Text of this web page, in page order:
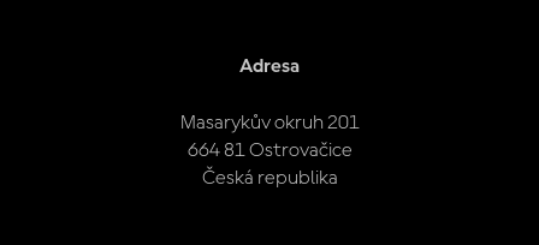
Adresa
Masarykův okruh 201
664 81 Ostrovačice
Česká republika